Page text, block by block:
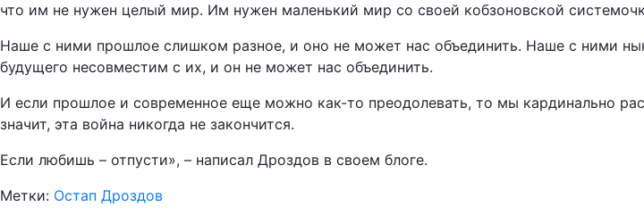
что им не нужен целый мир. Им нужен маленький мир со своей кобзоновской
Наше с ними прошлое слишком разное, и оно не может нас объединить. Наше с ними
будущего несовместим с их, и он не может нас объединить.
И если прошлое и современное еще можно как-то преодолевать, то мы кардинально
значит, эта война никогда не закончится.
Если любишь – отпусти», – написал Дроздов в своем блоге.
Метки: Остап Дроздов